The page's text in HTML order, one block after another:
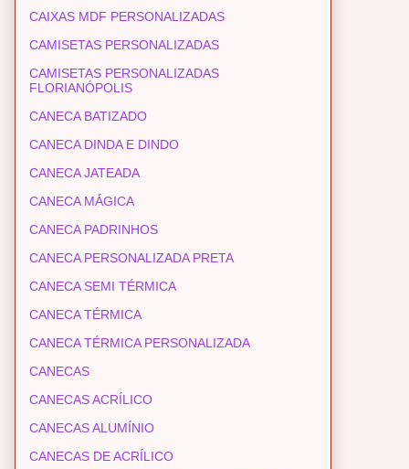
CAIXAS MDF PERSONALIZADAS
CAMISETAS PERSONALIZADAS
CAMISETAS PERSONALIZADAS
FLORIANÓPOLIS
CANECA BATIZADO
CANECA DINDA E DINDO
CANECA JATEADA
CANECA MÁGICA
CANECA PADRINHOS
CANECA PERSONALIZADA PRETA
CANECA SEMI TÉRMICA
CANECA TÉRMICA
CANECA TÉRMICA PERSONALIZADA
CANECAS
CANECAS ACRÍLICO
CANECAS ALUMÍNIO
CANECAS DE ACRÍLICO